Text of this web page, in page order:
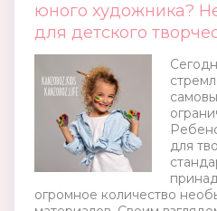
юного художника?
для детского
для
огромное количество